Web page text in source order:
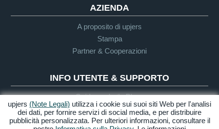
AZIENDA
A proposito di upjers
Stampa
Partner & Cooperazioni
INFO UTENTE & SUPPORTO
Guida per Let's Plays
Supporto
upjers (Note Legali) utilizza i cookie sui suoi siti Web per l'analisi
dei dati, per fornire servizi di social media, e per distribuire
pubblicità personalizzata. Per ulteriori informazioni, consultare il